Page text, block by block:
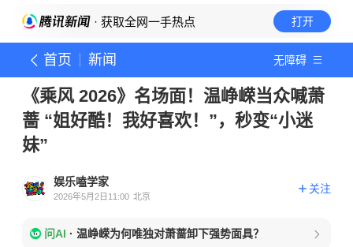
· 获取全网一手热点 打开
首页 新闻 无障碍
《乘风 2026》名场面！温峥嵘当众喊萧
蔷 “姐好酷！我好喜欢！”，秒变“小迷
妹”
娱乐嗑学家
2026年5月2日11:00 北京
关注
问AI · 温峥嵘为何唯独对萧蔷卸下强势面具？